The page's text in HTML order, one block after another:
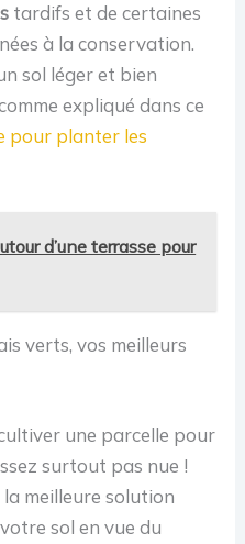
tardifs et de certaines
à la conservation.
sol léger et bien
expliqué dans ce
pour planter les
d’une terrasse pour
verts, vos meilleurs
une parcelle pour
surtout pas nue !
la meilleure solution
sol en vue du